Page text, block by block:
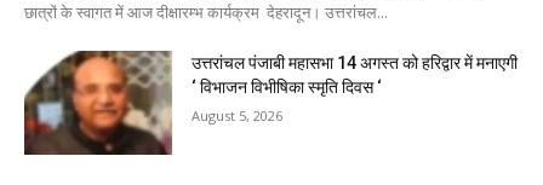
छात्रों के स्वागत में आज दीक्षारम्भ कार्यक्रम देहरादून। उत्तरांचल...
उत्तरांचल पंजाबी महासभा 14 अगस्त को हरिद्वार में मनाएगी
‘ विभाजन विभीषिका स्मृति दिवस ‘
August 5, 2026